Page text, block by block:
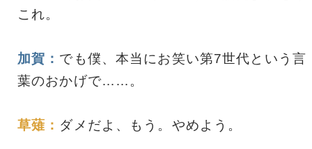
これ。
加賀： でも僕、本当にお笑い第7世代という言
葉のおかげで……。
草薙： ダメだよ、もう。やめよう。